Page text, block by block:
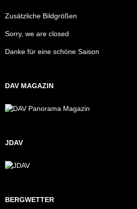
Zusätzliche Bildgrößen
Sorry, we are closed
Danke für eine schöne Saison
DAV MAGAZIN
JDAV
BERGWETTER